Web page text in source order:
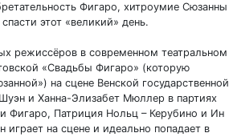
Фигаро, хитроумие Сюзанны
этот «великий» день.
режиссёров в современном театральном
«Свадьбы Фигаро» (которую
на сцене Венской государственной
и Ханна-Элизабет Мюллер в партиях
Фигаро, Патриция Нольц – Керубино и Ин
на сцене и идеально попадает в